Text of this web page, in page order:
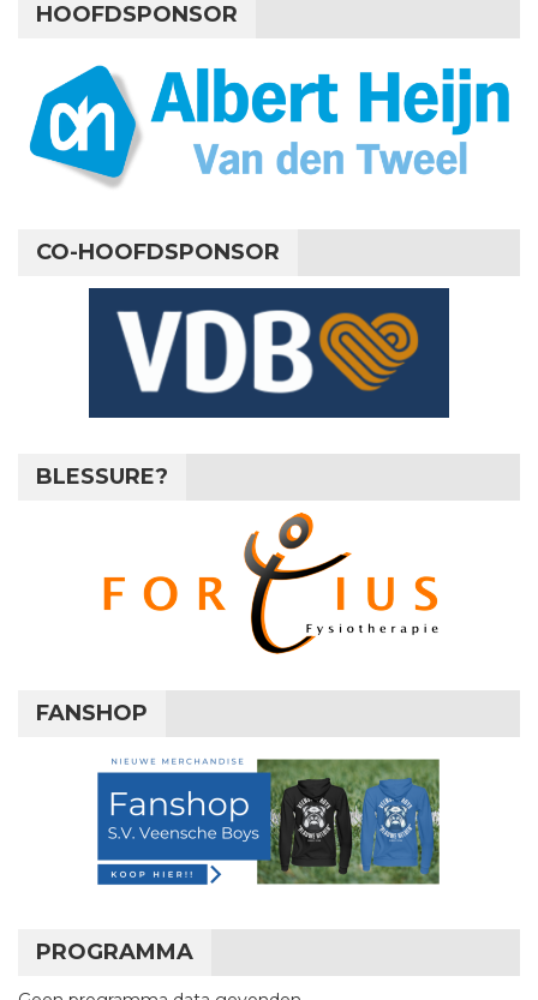
HOOFDSPONSOR
CO-HOOFDSPONSOR
BLESSURE?
FANSHOP
PROGRAMMA